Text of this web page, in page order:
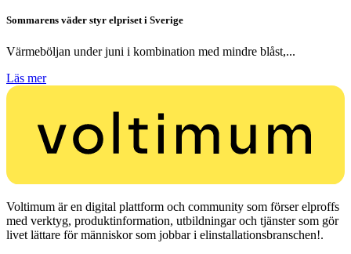
Sommarens väder styr elpriset i Sverige
Värmeböljan under juni i kombination med mindre blåst,...
Läs mer
Voltimum är en digital plattform och community som förser elproffs
med verktyg, produktinformation, utbildningar och tjänster som gör
livet lättare för människor som jobbar i elinstallationsbranschen!.